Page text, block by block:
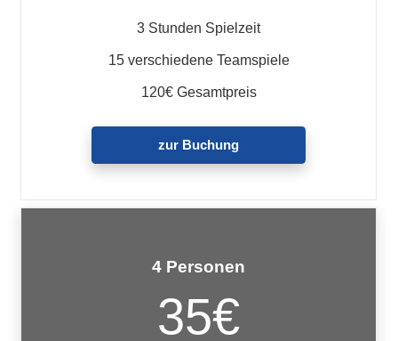
3 Stunden Spielzeit
15 verschiedene Teamspiele
120€ Gesamtpreis
zur Buchung
4 Personen
35€